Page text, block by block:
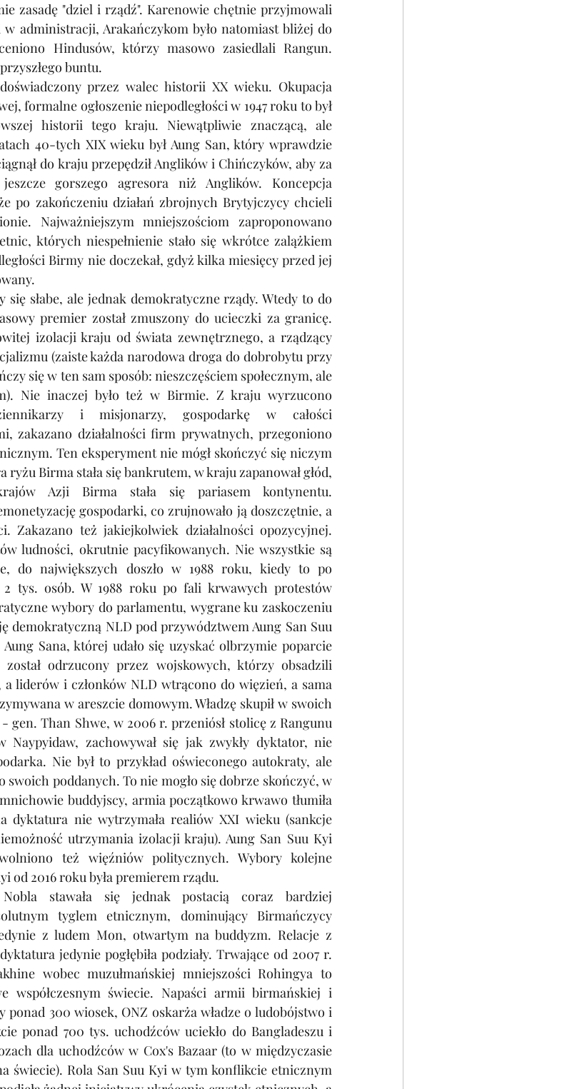
zasadę "dziel i rządź". Karenowie chętnie przyjmowali
administracji, Arakańczykom było natomiast bliżej do
Hindusów, którzy masowo zasiedlali Rangun.
buntu.
przez walec historii XX wieku. Okupacja
formalne ogłoszenie niepodległości w 1947 roku to był
historii tego kraju. Niewątpliwie znaczącą, ale
40-tych XIX wieku był Aung San, który wprawdzie
do kraju przepędził Anglików i Chińczyków, aby za
gorszego agresora niż Anglików. Koncepcja
po zakończeniu działań zbrojnych Brytyjczycy chcieli
Najważniejszym mniejszościom zaproponowano
których niespełnienie stało się wkrótce zalążkiem
Birmy nie doczekał, gdyż kilka miesięcy przed jej
się słabe, ale jednak demokratyczne rządy. Wtedy to do
premier został zmuszony do ucieczki za granicę.
izolacji kraju od świata zewnętrznego, a rządzący
(zaiste każda narodowa droga do dobrobytu przy
się w ten sam sposób: nieszczęściem społecznym, ale
Nie inaczej było też w Birmie. Z kraju wyrzucono
i misjonarzy, gospodarkę w całości
zakazano działalności firm prywatnych, przegoniono
Ten eksperyment nie mógł skończyć się niczym
Birma stała się bankrutem, w kraju zapanował głód,
Azji Birma stała się pariasem kontynentu.
gospodarki, co zrujnowało ją doszczętnie, a
Zakazano też jakiejkolwiek działalności opozycyjnej.
ludności, okrutnie pacyfikowanych. Nie wszystkie są
do największych doszło w 1988 roku, kiedy to po
tys. osób. W 1988 roku po fali krwawych protestów
wybory do parlamentu, wygrane ku zaskoczeniu
demokratyczną NLD pod przywództwem Aung San Suu
Sana, której udało się uzyskać olbrzymie poparcie
odrzucony przez wojskowych, którzy obsadzili
liderów i członków NLD wtrącono do więzień, a sama
w areszcie domowym. Władzę skupił w swoich
gen. Than Shwe, w 2006 r. przeniósł stolicę z Rangunu
zachowywał się jak zwykły dyktator, nie
Nie był to przykład oświeconego autokraty, ale
poddanych. To nie mogło się dobrze skończyć, w
buddyjscy, armia początkowo krwawo tłumiła
dyktatura nie wytrzymała realiów XXI wieku (sankcje
utrzymania izolacji kraju). Aung San Suu Kyi
też więźniów politycznych. Wybory kolejne
od 2016 roku była premierem rządu.
stawała się jednak postacią coraz bardziej
tyglem etnicznym, dominujący Birmańczycy
z ludem Mon, otwartym na buddyzm. Relacje z
jedynie pogłębiła podziały. Trwające od 2007 r.
wobec muzułmańskiej mniejszości Rohingya to
współczesnym świecie. Napaści armii birmańskiej i
ponad 300 wiosek, ONZ oskarża władze o ludobójstwo i
ponad 700 tys. uchodźców uciekło do Bangladeszu i
dla uchodźców w Cox's Bazaar (to w międzyczasie
świecie). Rola San Suu Kyi w tym konflikcie etnicznym